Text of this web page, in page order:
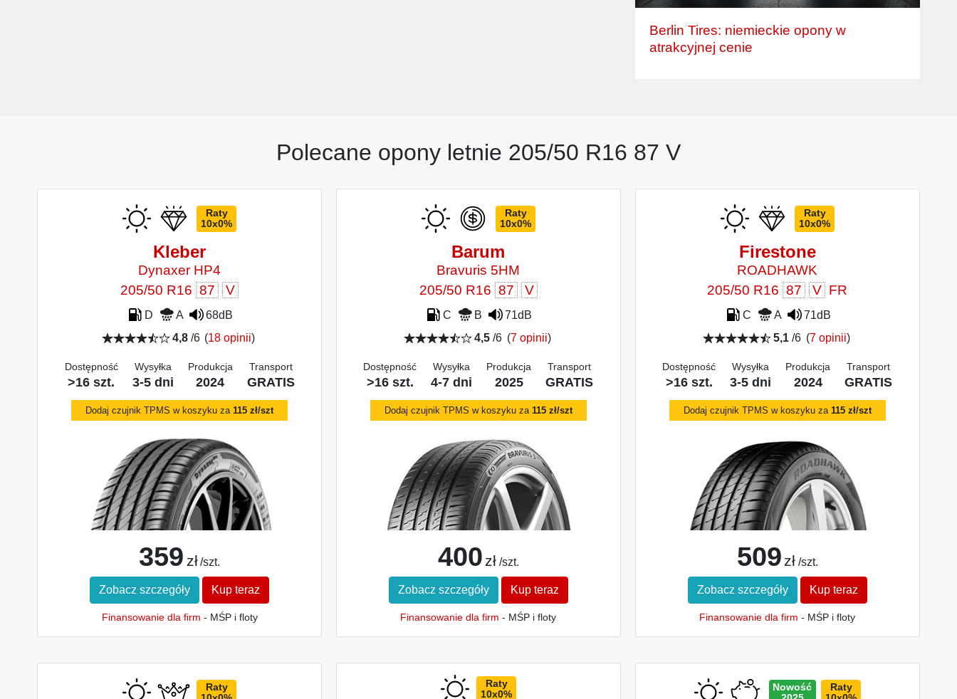
Berlin Tires: niemieckie opony w
atrakcyjnej cenie
Polecane opony letnie 205/50 R16 87 V
Raty
10x0%
Kleber
Dynaxer HP4
205/50 R16 87 V
D A
68dB
4,8/6 (18 opinii)
Dostępność
>16 szt.
Wysyłka
3-5 dni
Produkcja
2024
Transport
GRATIS
Dodaj czujnik TPMS w koszyku za 115 zł/szt
359 zł /szt.
Zobacz szczegóły Kup teraz
Finansowanie dla firm - MŚP i floty
Raty
10x0%
Barum
Bravuris 5HM
205/50 R16 87 V
C B
71dB
4,5 /6 (7 opinii)
Dostępność
>16 szt.
Wysyłka
4-7 dni
Produkcja
2025
Transport
GRATIS
Dodaj czujnik TPMS w koszyku za 115 zł/szt
400 zł /szt.
Zobacz szczegóły Kup teraz
Finansowanie dla firm - MŚP i floty
Raty
10x0%
Firestone
ROADHAWK
205/50 R16 87 V FR
C A
71dB
5,1 /6 (7 opinii)
Dostępność
>16 szt.
Wysyłka
3-5 dni
Produkcja
2024
Transport
GRATIS
Dodaj czujnik TPMS w koszyku za 115 zł/szt
509 zł /szt.
Zobacz szczegóły Kup teraz
Finansowanie dla firm - MŚP i floty
Raty
Raty
10x0%
Nowość
Raty